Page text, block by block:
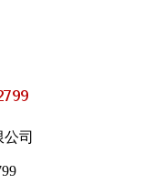
司